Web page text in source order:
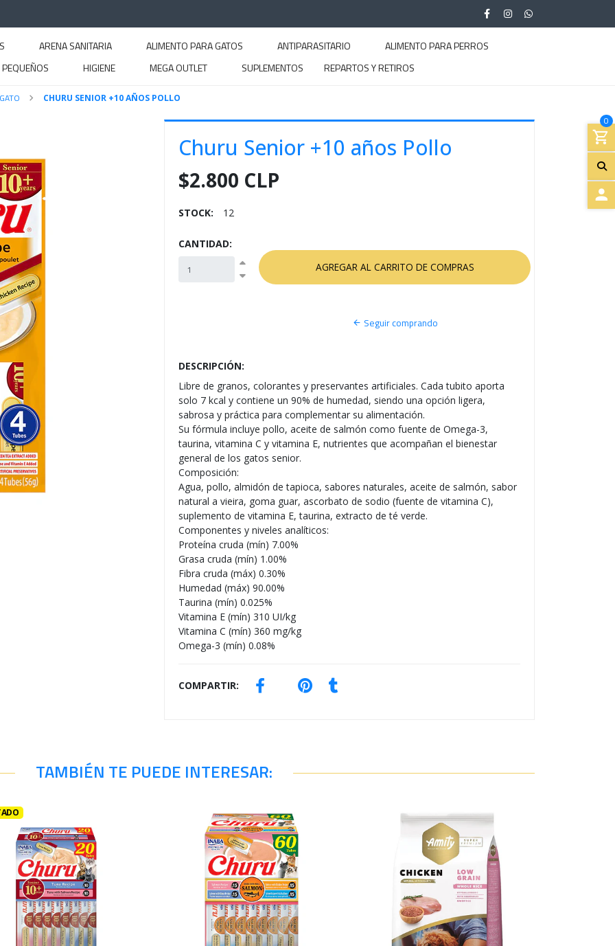
ARENA SANITARIA ALIMENTO PARA GATOS ANTIPARASITARIO
ALIMENTO PARA PERROS
HIGIENE MEGA OUTLET SUPLEMENTOS REPARTOS Y RETIROS
0
CHURU SENIOR +10 AÑOS POLLO
Churu Senior +10 años Pollo
$2.800 CLP
STOCK: 12
CANTIDAD:
Seguir comprando
DESCRIPCIÓN:
Libre de granos, colorantes y preservantes artificiales. Cada tubito aporta
solo 7 kcal y contiene un 90% de humedad, siendo una opción ligera,
sabrosa y práctica para complementar su alimentación.
Su fórmula incluye pollo, aceite de salmón como fuente de Omega-3,
taurina, vitamina C y vitamina E, nutrientes que acompañan el bienestar
general de los gatos senior.
Composición:
Agua, pollo, almidón de tapioca, sabores naturales, aceite de salmón, sabor
natural a vieira, goma guar, ascorbato de sodio (fuente de vitamina C),
suplemento de vitamina E, taurina, extracto de té verde.
Componentes y niveles analíticos:
Proteína cruda (mín) 7.00%
Grasa cruda (mín) 1.00%
Fibra cruda (máx) 0.30%
Humedad (máx) 90.00%
Taurina (mín) 0.025%
Vitamina E (mín) 310 UI/kg
Vitamina C (mín) 360 mg/kg
Omega-3 (mín) 0.08%
COMPARTIR:
TAMBIÉN TE PUEDE INTERESAR: